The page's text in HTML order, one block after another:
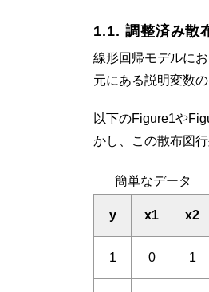
1.1. 調整済み散
線形回帰モデルに
元にある説明変数
以下のFigure1や
かし、この散布図
簡単なデータ
y x1 x2
1 0 1